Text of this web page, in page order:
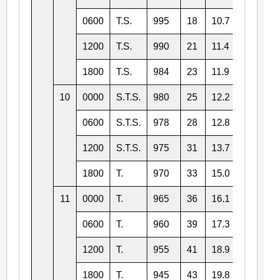
0600 T.S. 995 18 10.7
1200 T.S. 990 21 11.4
1800 T.S. 984 23 11.9
10 0000 S.T.S. 980 25 12.2
0600 S.T.S. 978 28 12.8
1200 S.T.S. 975 31 13.7
1800 T. 970 33 15.0
11 0000 T. 965 36 16.1
0600 T. 960 39 17.3
1200 T. 955 41 18.9
1800 T. 945 43 19.8